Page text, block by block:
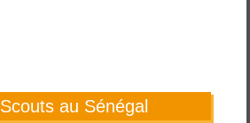
Scouts au Sénégal